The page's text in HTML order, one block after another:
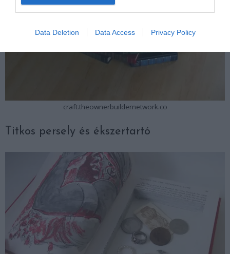
Data Deletion Data Access Privacy Policy
craft.theownerbuildernetwork.co
Titkos persely és ékszertartó